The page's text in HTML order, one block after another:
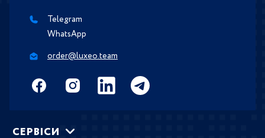
Telegram
WhatsApp
order@luxeo.team
СЕРВIСИ